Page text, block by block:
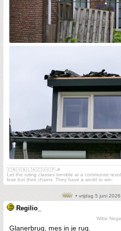
🇨🇳🇻🇳🇱🇦🇨🇺🇰🇵☭
Let the ruling classes tremble at a communist
lose but their chains. They have a world to win.
• vrijdag 5 juni
Regilio_
Witte
Glanerbrug, mes in je rug.